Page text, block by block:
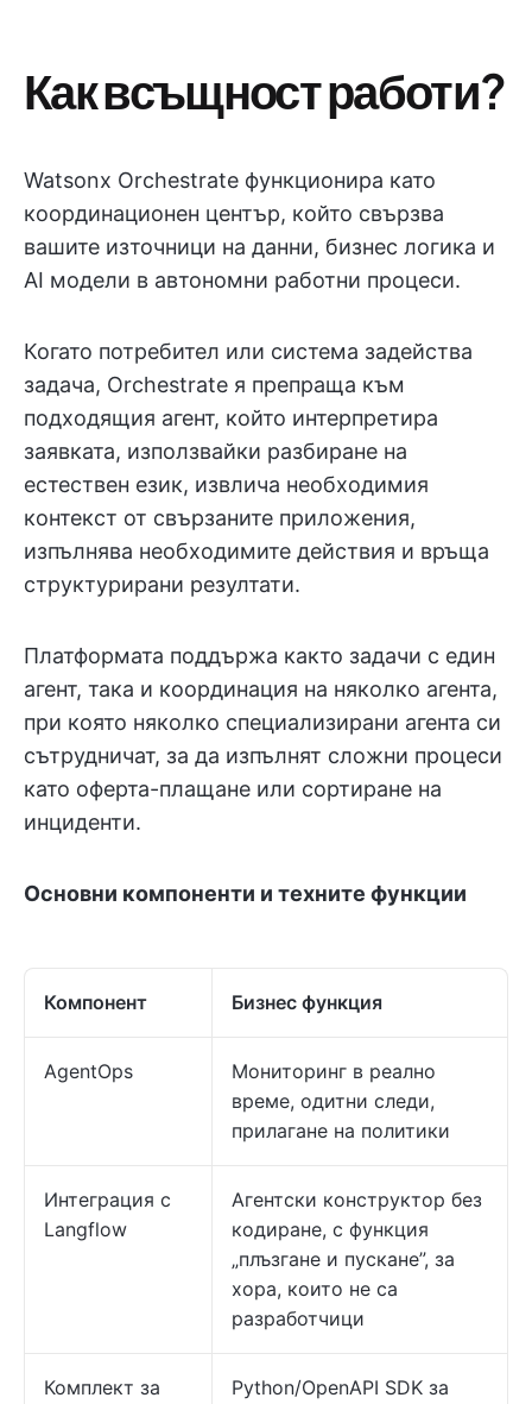
Как всъщност работи?
Watsonx Orchestrate функционира като
координационен център, който свързва
вашите източници на данни, бизнес логика и
AI модели в автономни работни процеси.
Когато потребител или система задейства
задача, Orchestrate я препраща към
подходящия агент, който интерпретира
заявката, използвайки разбиране на
естествен език, извлича необходимия
контекст от свързаните приложения,
изпълнява необходимите действия и връща
структурирани резултати.
Платформата поддържа както задачи с един
агент, така и координация на няколко агента,
при която няколко специализирани агента си
сътрудничат, за да изпълнят сложни процеси
като оферта-плащане или сортиране на
инциденти.
Основни компоненти и техните функции
Компонент Бизнес функция
AgentOps
Мониторинг в реално
време, одитни следи,
прилагане на политики
Интеграция с
Langflow
Агентски конструктор без
кодиране, с функция
„плъзгане и пускане”, за
хора, които не са
разработчици
Комплект за
Python/OpenAPI SDK за